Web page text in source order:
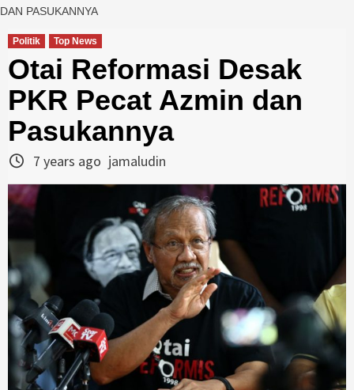
DAN PASUKANNYA
Politik Top News
Otai Reformasi Desak
PKR Pecat Azmin dan
Pasukannya
7 years ago jamaludin